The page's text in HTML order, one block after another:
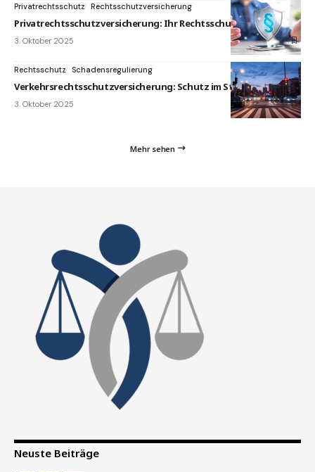
Privatrechtsschutz Rechtsschutzversicherung
Privatrechtsschutzversicherung: Ihr Rechtsschutz
3. Oktober 2025
Rechtsschutz Schadensregulierung
Verkehrsrechtsschutzversicherung: Schutz im Straßenverkehr
3. Oktober 2025
Mehr sehen
Neuste Beiträge